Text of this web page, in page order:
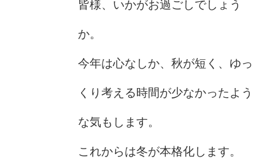
皆様、いかがお過ごしでしょう
か。
今年は心なしか、秋が短く、ゆっ
くり考える時間が少なかったよう
な気もします。
これからは冬が本格化します。